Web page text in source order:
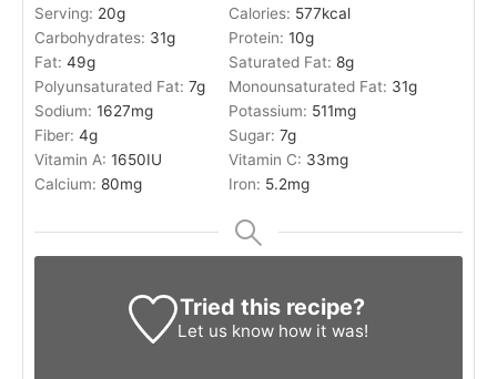
Serving: 20g Calories: 577kcal
Carbohydrates: 31g Protein: 10g
Fat: 49g Saturated Fat: 8g
Polyunsaturated Fat: 7g Monounsaturated Fat: 31g
Sodium: 1627mg Potassium: 511mg
Fiber: 4g Sugar: 7g
Vitamin A: 1650IU Vitamin C: 33mg
Calcium: 80mg Iron: 5.2mg
Tried this recipe?
Let us knowhow it was!